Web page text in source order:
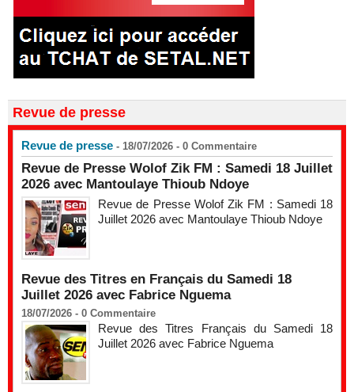
Revue de presse
Revue de presse - 18/07/2026 - 0 Commentaire
Revue de Presse Wolof Zik FM : Samedi 18 Juillet
2026 avec Mantoulaye Thioub Ndoye
Revue de Presse Wolof Zik FM : Samedi 18
Juillet 2026 avec Mantoulaye Thioub Ndoye
Revue des Titres en Français du Samedi 18
Juillet 2026 avec Fabrice Nguema
18/07/2026 - 0 Commentaire
Revue des Titres Français du Samedi 18
Juillet 2026 avec Fabrice Nguema